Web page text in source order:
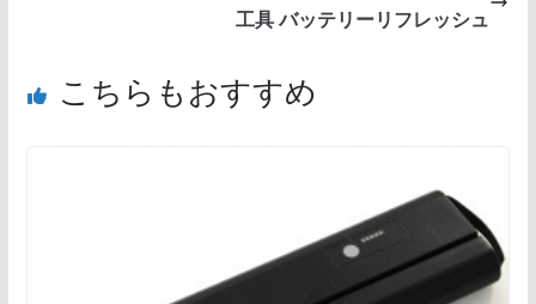
工具 バッテリーリフレッシュ
こちらもおすすめ